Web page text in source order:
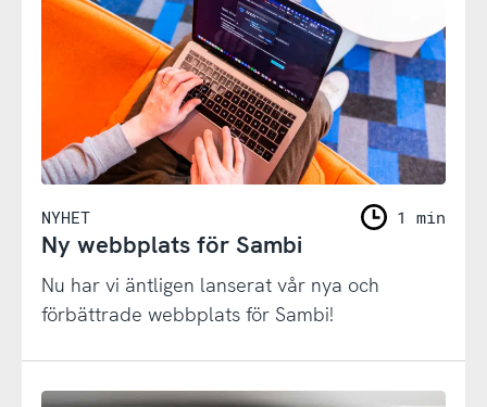
NYHET 1 min
Ny webbplats för Sambi
Nu har vi äntligen lanserat vår nya och
förbättrade webbplats för Sambi!